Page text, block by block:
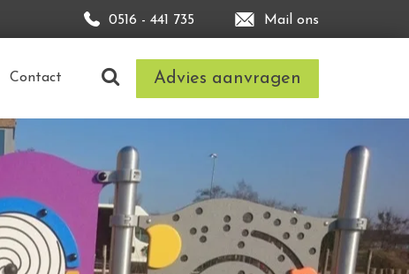
0516 - 441 735 Mail ons
Contact Advies aanvragen